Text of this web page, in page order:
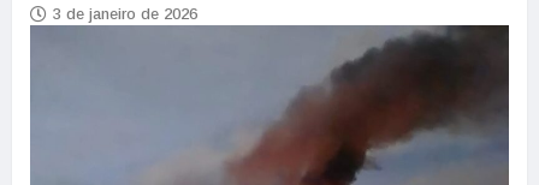
3 de janeiro de 2026